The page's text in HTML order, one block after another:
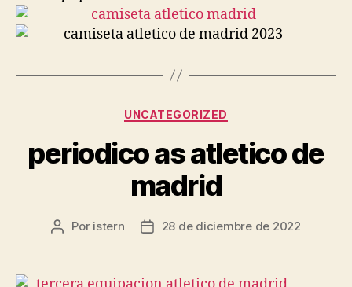
Categorías
UNCATEGORIZED
periodico as atletico de
madrid
Autor
entrada
Por istern
Fecha
entrada
28 de diciembre de 2022